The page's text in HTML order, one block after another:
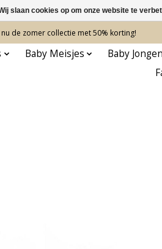
de zomer collectie met 50% korting!
Baby Meisjes Baby
slaan cookies op om onze website te